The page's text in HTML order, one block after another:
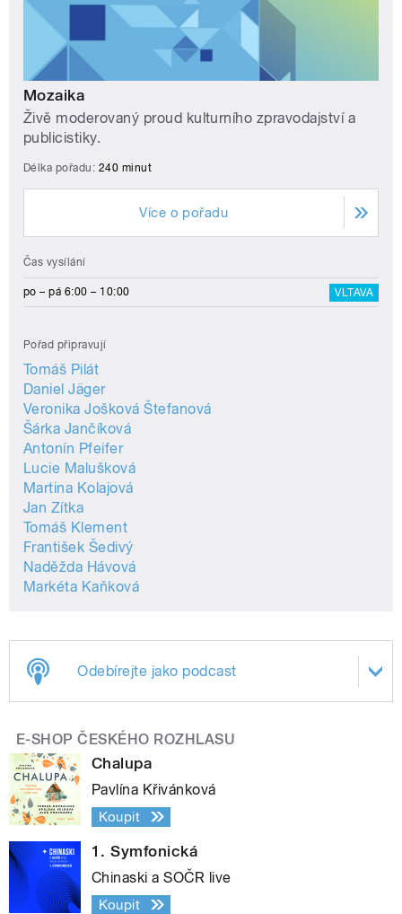
Mozaika
Živě moderovaný proud kulturního zpravodajství a
publicistiky.
Délka pořadu: 240 minut
Více o pořadu
Čas vysílání
po – pá 6:00 – 10:00 VLTAVA
Pořad připravují
Tomáš Pilát
Daniel Jäger
Veronika Jošková Štefanová
Šárka Jančíková
Antonín Pfeifer
Lucie Malušková
Martina Kolajová
Jan Zítka
Tomáš Klement
František Šedivý
Naděžda Hávová
Markéta Kaňková
Odebírejte jako podcast
E-SHOP ČESKÉHO ROZHLASU
Chalupa
Pavlína Křivánková
Koupit
1. Symfonická
Chinaski a SOČR live
Koupit